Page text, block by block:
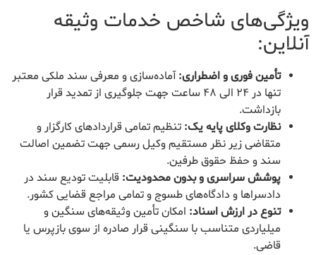
ویژگی‌های شاخص خدمات وثیقه
آنلاین:
تأمین فوری و اضطراری:آماده‌سازی و معرفی سند ملکی معتبر
تنها در ۲۴ الی ۴۸ ساعت جهت جلوگیری از تمدید قرار
بازداشت.
نظارت وکلای پایه یک: تنظیم تمامی قراردادهای کارگزار و
متقاضی زیر نظر مستقیم وکیل رسمی جهت تضمین اصالت
سند و حفظ حقوق طرفین.
پوشش سراسری و بدون محدودیت: قابلیت تودیع سند در
دادسراها و دادگاه‌های طسوج و تمامی مراجع قضایی کشور.
تنوع در ارزش اسناد: امکان تأمین وثیقه‌های سنگین و
میلیاردی متناسب با سنگینی قرار صادره از سوی بازپرس یا
قاضی.